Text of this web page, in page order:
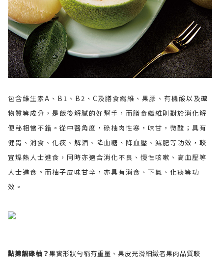
包含維生素A、B1、B2、C及膳食纖維、果膠、有機酸以及礦
物質等成分，是飯後解膩的好幫手，而膳食纖維則對於消化解
便秘相當不錯。從中醫角度，碌柚肉性寒，味甘，微酸；具有
健胃、消食、化痰、解酒、降血糖、降血壓、減肥等功效，較
宜燥熱人士進食，同時亦適合消化不良、慢性咳嗽、高血壓等
人士進食。而柚子皮味甘辛，亦具有消食、下氣、化痰等功
效。
點揀靚碌柚？果實形狀勻稱有重量、果皮光滑細緻者果肉品質較